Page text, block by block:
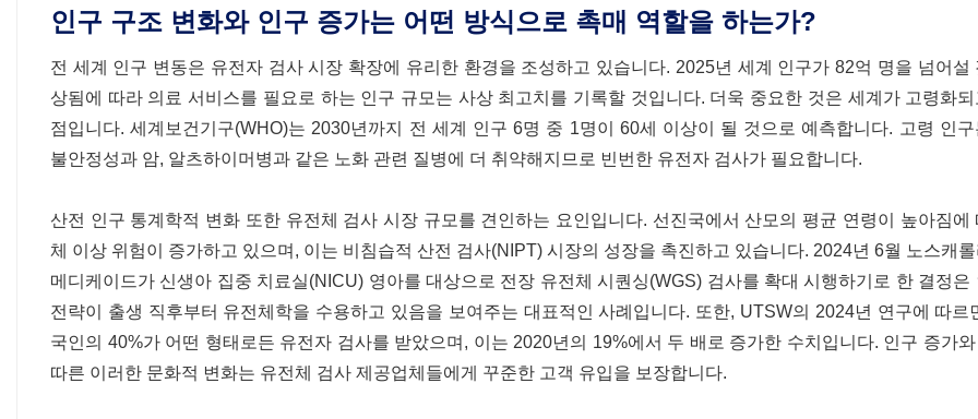
인구 구조 변화와 인구 증가는 어떤 방식으로 촉매 역할을 하는가?
전 세계 인구 변동은 유전자 검사 시장 확장에 유리한 환경을 조성하고 있습니다. 2025년 세계 인구가 82억 명을 넘어설
상됨에 따라 의료 서비스를 필요로 하는 인구 규모는 사상 최고치를 기록할 것입니다. 더욱 중요한 것은 세계가 고령화
점입니다. 세계보건기구(WHO)는 2030년까지 전 세계 인구 6명 중 1명이 60세 이상이 될 것으로 예측합니다. 고령 인
불안정성과 암, 알츠하이머병과 같은 노화 관련 질병에 더 취약해지므로 빈번한 유전자 검사가 필요합니다.
산전 인구 통계학적 변화 또한 유전체 검사 시장 규모를 견인하는 요인입니다. 선진국에서 산모의 평균 연령이 높아짐에
체 이상 위험이 증가하고 있으며, 이는 비침습적 산전 검사(NIPT) 시장의 성장을 촉진하고 있습니다. 2024년 6월 노스캐
메디케이드가 신생아 집중 치료실(NICU) 영아를 대상으로 전장 유전체 시퀀싱(WGS) 검사를 확대 시행하기로 한 결정은
전략이 출생 직후부터 유전체학을 수용하고 있음을 보여주는 대표적인 사례입니다. 또한, UTSW의 2024년 연구에 따르
국인의 40%가 어떤 형태로든 유전자 검사를 받았으며, 이는 2020년의 19%에서 두 배로 증가한 수치입니다. 인구 증가
따른 이러한 문화적 변화는 유전체 검사 제공업체들에게 꾸준한 고객 유입을 보장합니다.